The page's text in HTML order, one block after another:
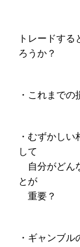
トレードす
ろうか？
・これまで
・むずかし
して
自分がどん
とが
重要？
・ギャンブ